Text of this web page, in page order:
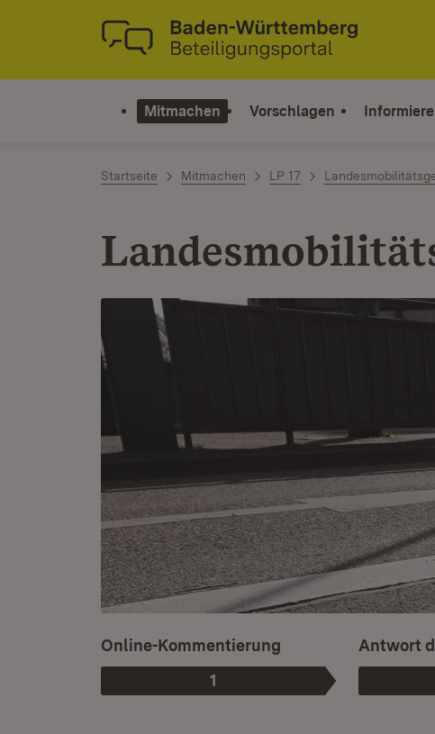
Zum Inhalt springen
Link zur Startseite
Mitmachen Vorschlagen
Startseite Mitmachen LP 17
Phase
1
:
Online-Kommentierung Antwort